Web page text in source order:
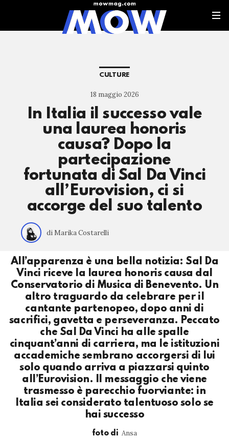
CULTURE
18 maggio 2026
In Italia il successo vale
una laurea honoris
causa? Dopo la
partecipazione
fortunata di Sal Da Vinci
all’Eurovision, ci si
accorge del suo talento
di Marika Costarelli
All’apparenza è una bella notizia: Sal Da
Vinci riceve la laurea honoris causa dal
Conservatorio di Musica di Benevento. Un
altro traguardo da celebrare per il
cantante partenopeo, dopo anni di
sacrifici, gavetta e perseveranza. Peccato
che Sal Da Vinci ha alle spalle
cinquant’anni di carriera, ma le istituzioni
accademiche sembrano accorgersi di lui
solo quando arriva a piazzarsi quinto
all’Eurovision. Il messaggio che viene
trasmesso è parecchio fuorviante: in
Italia sei considerato talentuoso solo se
hai successo
foto di Ansa